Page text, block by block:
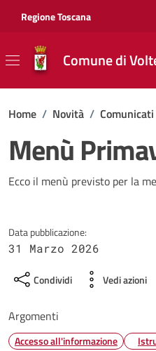
Regione Toscana
Comune di
Home / Novità / Comunicati
Menù
Dettagli della
Ecco il menù previsto per la
Data pubblicazione:
31 Marzo 2026
Condividi Vedi azioni
Argomenti
Accesso all'informazione